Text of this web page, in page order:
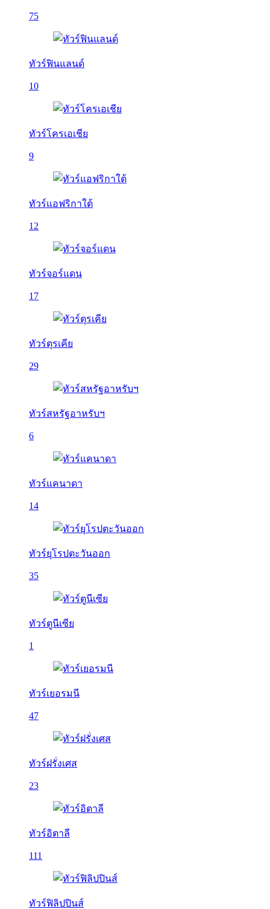
75
ทัวร์ฟินแลนด์
10
ทัวร์โครเอเชีย
9
ทัวร์แอฟริกาใต้
12
ทัวร์จอร์แดน
17
ทัวร์ตุรเคีย
29
ทัวร์สหรัฐอาหรับฯ
6
ทัวร์แคนาดา
14
ทัวร์ยุโรปตะวันออก
35
ทัวร์ตูนีเซีย
1
ทัวร์เยอรมนี
47
ทัวร์ฝรั่งเศส
23
ทัวร์อิตาลี
111
ทัวร์ฟิลิปปินส์